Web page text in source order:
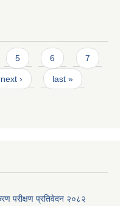
5 6 7
next › last »
परीक्षण प्रतिवेदन २०८२